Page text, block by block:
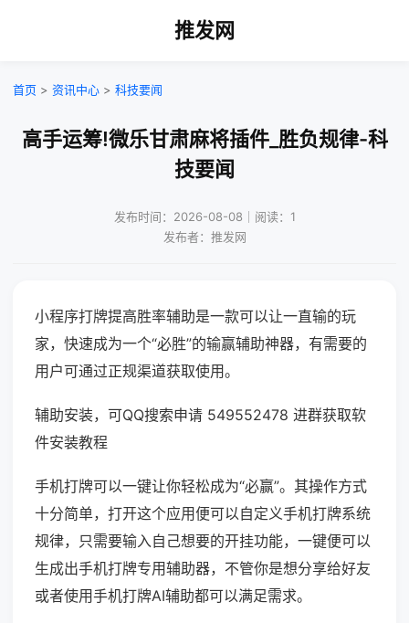
推发网
首页 > 资讯中心 > 科技要闻
高手运筹!微乐甘肃麻将插件_胜负规律-科
技要闻
发布时间：2026-08-08｜阅读：1
发布者：推发网
小程序打牌提高胜率辅助是一款可以让一直输的玩
家，快速成为一个“必胜”的输赢辅助神器，有需要的
用户可通过正规渠道获取使用。
辅助安装，可QQ搜索申请 549552478 进群获取软
件安装教程
手机打牌可以一键让你轻松成为“必赢”。其操作方式
十分简单，打开这个应用便可以自定义手机打牌系统
规律，只需要输入自己想要的开挂功能，一键便可以
生成出手机打牌专用辅助器，不管你是想分享给好友
或者使用手机打牌AI辅助都可以满足需求。